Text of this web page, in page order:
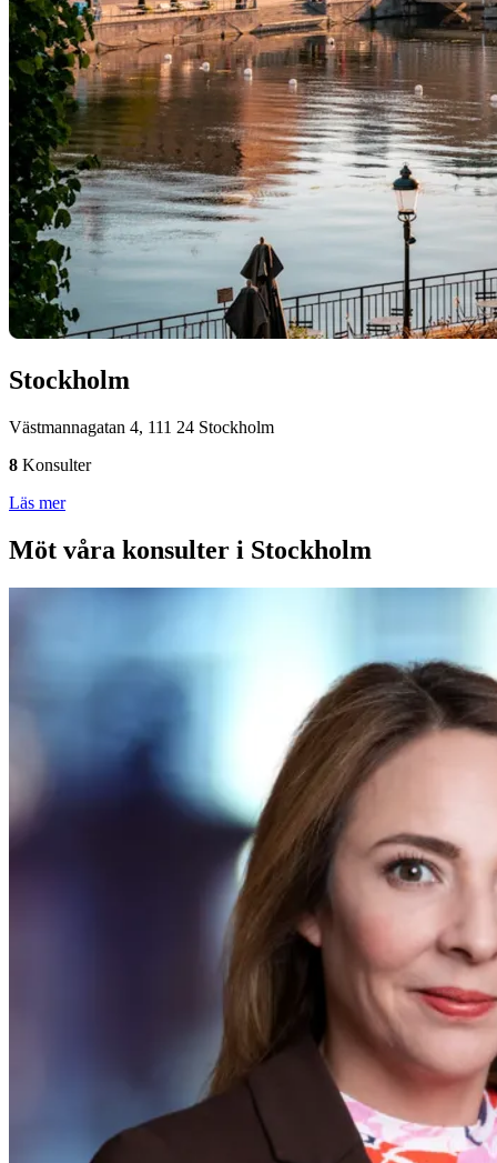
Stockholm
Västmannagatan 4, 111 24 Stockholm
8 Konsulter
Läs mer
Möt våra konsulter i Stockholm